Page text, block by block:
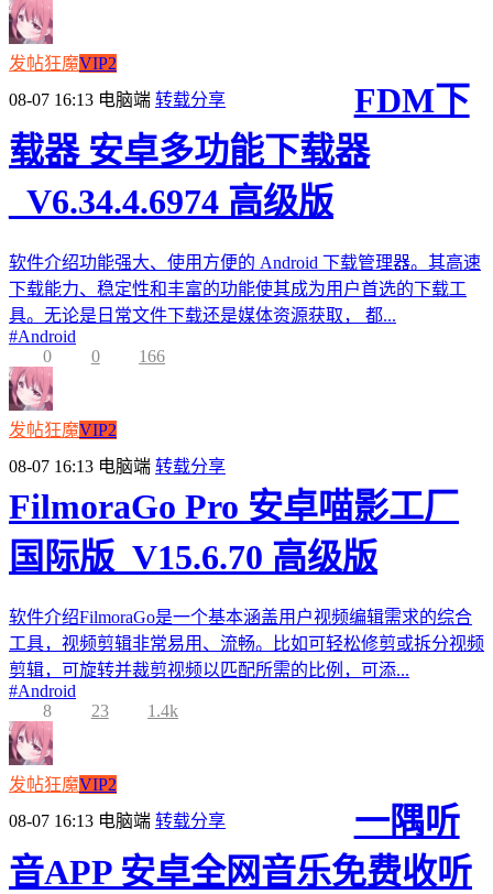
发帖狂魔VIP2
08-07 16:13 电脑端 转载分享
FDM下
载器 安卓多功能下载器
_V6.34.4.6974 高级版
软件介绍功能强大、使用方便的 Android 下载管理器。其高速
下载能力、稳定性和丰富的功能使其成为用户首选的下载工
具。无论是日常文件下载还是媒体资源获取， 都...
#Android
0
0 166
发帖狂魔VIP2
08-07 16:13 电脑端 转载分享
FilmoraGo Pro 安卓喵影工厂
国际版_V15.6.70 高级版
软件介绍FilmoraGo是一个基本涵盖用户视频编辑需求的综合
工具，视频剪辑非常易用、流畅。比如可轻松修剪或拆分视频
剪辑，可旋转并裁剪视频以匹配所需的比例，可添...
#Android
8
23 1.4k
发帖狂魔VIP2
08-07 16:13 电脑端 转载分享
一隅听
音APP 安卓全网音乐免费收听